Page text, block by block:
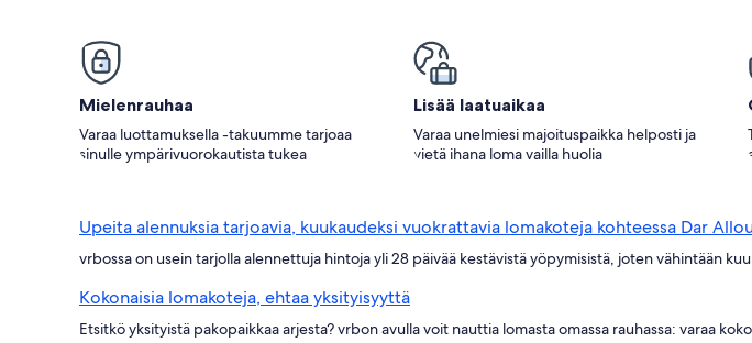
Mielenrauhaa
Varaa luottamuksella -takuumme tarjoaa
sinulle ympärivuorokautista tukea
Lisää laatuaikaa
Varaa unelmiesi majoituspaikka helposti ja
vietä ihana loma vailla huolia
Upeita alennuksia tarjoavia, kuukaudeksi vuokrattavia lomakoteja kohteessa Dar
vrbossa on usein tarjolla alennettuja hintoja yli 28 päivää kestävistä yöpymisistä, joten vähintään
Kokonaisia lomakoteja, ehtaa yksityisyyttä
Etsitkö yksityistä pakopaikkaa arjesta? vrbon avulla voit nauttia lomasta omassa rauhassa: varaa